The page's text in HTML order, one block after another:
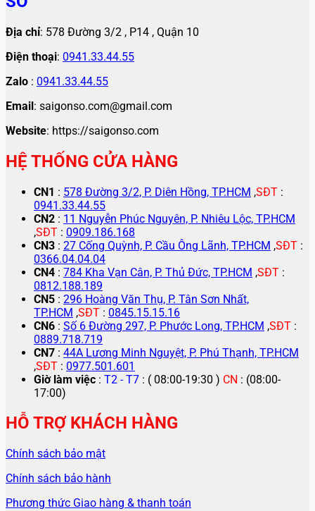
Địa chỉ: 578 Đường 3/2 , P14 , Quận 10
Điện thoại: 0941.33.44.55
Zalo : 0941.33.44.55
Email: saigonso.com@gmail.com
Website: https://saigonso.com
HỆ THỐNG CỬA HÀNG
CN1 : 578 Đường 3/2, P. Diên Hồng, TP.HCM ,SĐT :
0941.33.44.55
CN2 : 11 Nguyễn Phúc Nguyên, P. Nhiêu Lộc, TP.HCM
,SĐT : 0909.186.168
CN3 : 27 Cống Quỳnh, P. Cầu Ông Lãnh, TP.HCM ,SĐT :
0366.04.04.04
CN4 : 784 Kha Vạn Cân, P. Thủ Đức, TP.HCM ,SĐT :
0812.188.189
CN5 : 296 Hoàng Văn Thụ, P. Tân Sơn Nhất,
TP.HCM ,SĐT : 0845.15.15.16
CN6 : Số 6 Đường 297, P. Phước Long, TP.HCM ,SĐT :
0889.718.719
CN7 : 44A Lương Minh Nguyệt, P. Phú Thạnh, TP.HCM
,SĐT : 0977.501.601
Giờ làm việc : T2 - T7 : ( 08:00-19:30 ) CN : (08:00-
17:00)
HỖ TRỢ KHÁCH HÀNG
Chính sách bảo mật
Chính sách bảo hành
Phương thức Giao hàng & thanh toán